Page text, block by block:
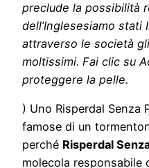
preclude la possibilità
dell’Inglesesiamo stati
attraverso le società
moltissimi. Fai clic su
proteggere la pelle.
) Uno Risperdal Senza
famose di un
perché Risperdal
molecola responsabile